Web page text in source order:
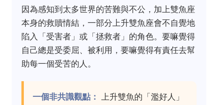
因為感知到太多世界的苦難與不公，加上雙魚座
本身的救贖情結，一部分上升雙魚座會不自覺地
陷入「受害者」或「拯救者」的角色。要嘛覺得
自己總是受委屈、被利用，要嘛覺得有責任去幫
助每一個受苦的人。
一個非共識觀點： 上升雙魚的「濫好人」